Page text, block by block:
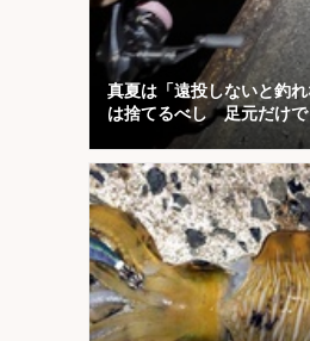
真夏は「遠投しないと釣
は捨てるべし 足元だけで